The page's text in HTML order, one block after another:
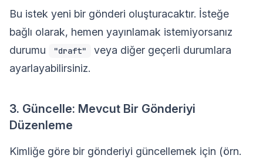
Bu istek yeni bir gönderi oluşturacaktır. İsteğe
bağlı olarak, hemen yayınlamak istemiyorsanız
durumu
"draft"
veya diğer geçerli durumlara
ayarlayabilirsiniz.
3. Güncelle: Mevcut Bir Gönderiyi
Düzenleme
Kimliğe göre bir gönderiyi güncellemek için (örn.